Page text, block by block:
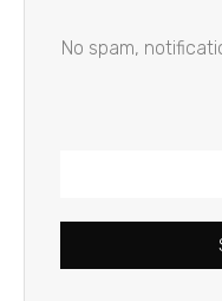
No spam,